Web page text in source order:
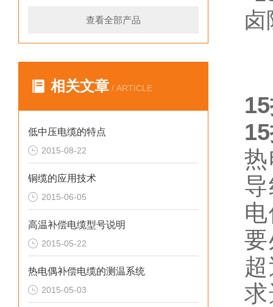
查看全部产品
相关文章 / ARTICLE
低中压电缆的特点
2015-08-22
铜缆的应用技术
2015-06-05
高温补偿电缆型号说明
2015-05-22
热电偶补偿电缆的测温系统
2015-05-03